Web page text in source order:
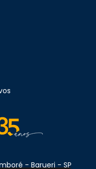
- Barueri - SP